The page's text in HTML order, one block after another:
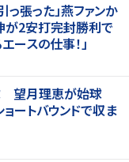
張った」燕ファンか
2安打完封勝利で
ースの仕事！」
望月理恵が始球
ートバウンドで収ま